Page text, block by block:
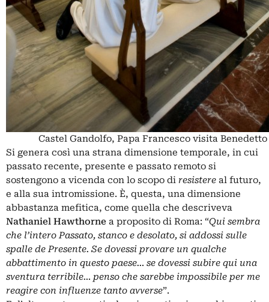
Castel Gandolfo, Papa Francesco visita Benedetto
Si genera così una strana dimensione temporale, in cui
passato recente, presente e passato remoto si
sostengono a vicenda con lo scopo di resistere al futuro,
e alla sua intromissione. È, questa, una dimensione
abbastanza mefitica, come quella che descriveva
Nathaniel Hawthorne a proposito di Roma: “Qui sembra
che l’intero Passato, stanco e desolato, si addossi sulle
spalle de Presente. Se dovessi provare un qualche
abbattimento in questo paese… se dovessi subire qui una
sventura terribile… penso che sarebbe impossibile per me
reagire con influenze tanto avverse”.